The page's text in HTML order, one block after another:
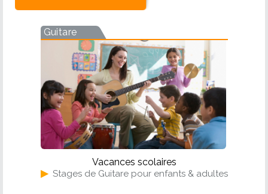
Guitare
Vacances scolaires
▶ Stages de Guitare pour enfants & adultes